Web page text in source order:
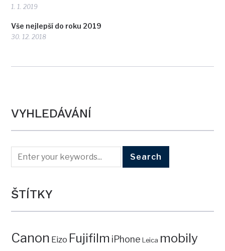
1. 1. 2019
Vše nejlepší do roku 2019
30. 12. 2018
VYHLEDÁVÁNÍ
ŠTÍTKY
Canon Eizo Fujifilm iPhone Leica mobily